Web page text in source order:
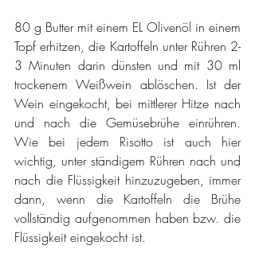
80 g Butter mit einem EL Olivenöl in einem
Topf erhitzen, die Kartoffeln unter Rühren 2-
3 Minuten darin dünsten und mit 30 ml
trockenem Weißwein ablöschen. Ist der
Wein eingekocht, bei mittlerer Hitze nach
und nach die Gemüsebrühe einrühren.
Wie bei jedem Risotto ist auch hier
wichtig, unter ständigem Rühren nach und
nach die Flüssigkeit hinzuzugeben, immer
dann, wenn die Kartoffeln die Brühe
vollständig aufgenommen haben bzw. die
Flüssigkeit eingekocht ist.